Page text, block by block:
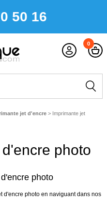
50 16
0
jet d'encre > Imprimante jet
photo
photo
d'encre photoen naviguant dans nos